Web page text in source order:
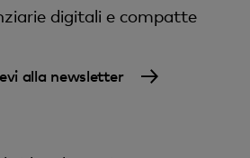
digitali e compatte
alla newsletter